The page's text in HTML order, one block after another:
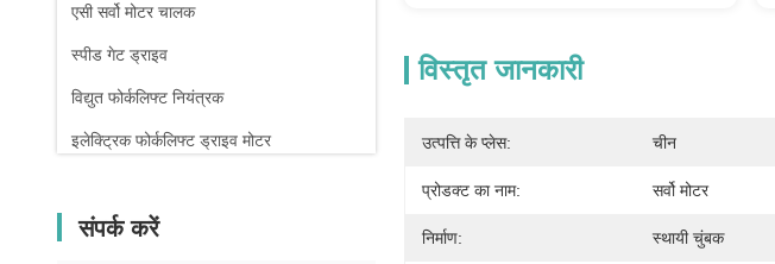
एसी सर्वो मोटर चालक
स्पीड गेट ड्राइव
विद्युत फोर्कलिफ्ट नियंत्रक
इलेक्ट्रिक फोर्कलिफ्ट ड्राइव मोटर
संपर्क करें
विस्तृत जानकारी
उत्पत्ति के प्लेस: चीन
प्रोडक्ट का नाम: सर्वो मोटर
निर्माण: स्थायी चुंबक